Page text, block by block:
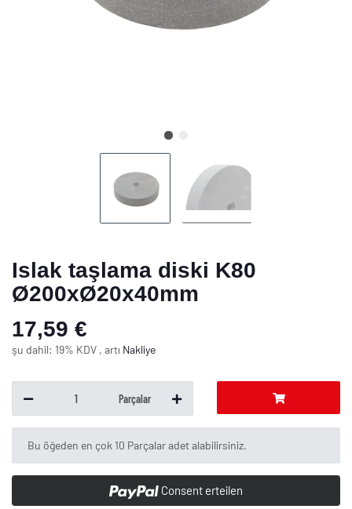
Islak taşlama diski K80
Ø200xØ20x40mm
17,59 €
şu dahil: 19% KDV , artı Nakliye
Parçalar
x
Bu öğeden en çok 10 Parçalar adet alabilirsiniz.
Consent erteilen